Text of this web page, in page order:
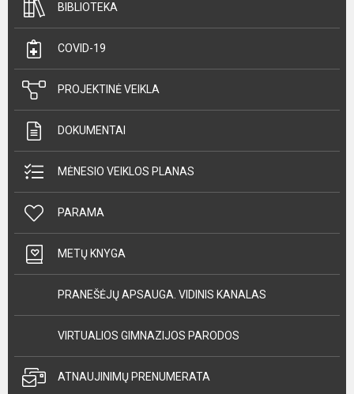
BIBLIOTEKA
COVID-19
PROJEKTINĖ VEIKLA
DOKUMENTAI
MĖNESIO VEIKLOS PLANAS
PARAMA
METŲ KNYGA
PRANEŠĖJŲ APSAUGA. VIDINIS KANALAS
VIRTUALIOS GIMNAZIJOS PARODOS
ATNAUJINIMŲ PRENUMERATA